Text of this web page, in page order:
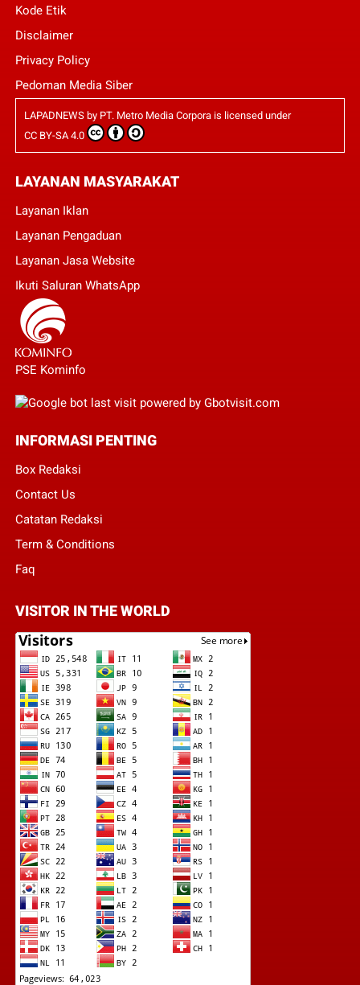
Kode Etik
Disclaimer
Privacy Policy
Pedoman Media Siber
LAPADNEWSby PT. Metro Media Corporais licensed under
CC BY-SA 4.0
LAYANAN MASYARAKAT
Layanan Iklan
Layanan Pengaduan
Layanan Jasa Website
Ikuti Saluran WhatsApp
PSE Kominfo
INFORMASI PENTING
Box Redaksi
Contact Us
Catatan Redaksi
Term & Conditions
Faq
VISITOR IN THE WORLD